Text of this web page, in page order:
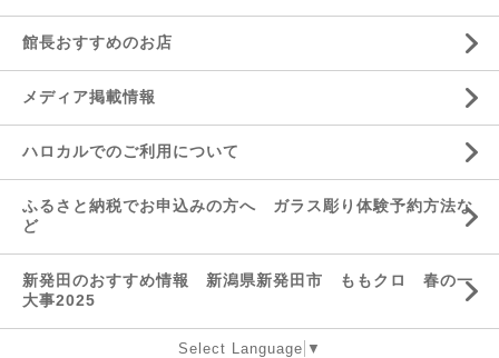
館長おすすめのお店
メディア掲載情報
ハロカルでのご利用について
ふるさと納税でお申込みの方へ ガラス彫り体験予約方法な
ど
新発田のおすすめ情報 新潟県新発田市 ももクロ 春の一
大事2025
Select Language ▼